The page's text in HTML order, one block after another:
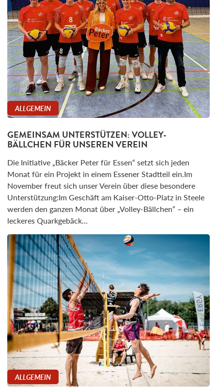
ALLGEMEIN
GEMEINSAM UNTERSTÜTZEN: VOLLEY-
BÄLLCHEN FÜR UNSEREN VEREIN
Die Initiative „Bäcker Peter für Essen“ setzt sich jeden
Monat für ein Projekt in einem Essener Stadtteil ein.Im
November freut sich unser Verein über diese besondere
Unterstützung:Im Geschäft am Kaiser-Otto-Platz in Steele
werden den ganzen Monat über „Volley-Bällchen“ – ein
leckeres Quarkgebäck…
ALLGEMEIN